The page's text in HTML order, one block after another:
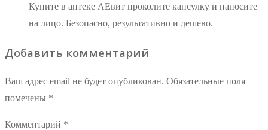
Купите в аптеке АЕвит проколите капсулку и наносите
на лицо. Безопасно, результативно и дешево.
Добавить комментарий
Ваш адрес email не будет опубликован. Обязательные поля
помечены *
Комментарий *